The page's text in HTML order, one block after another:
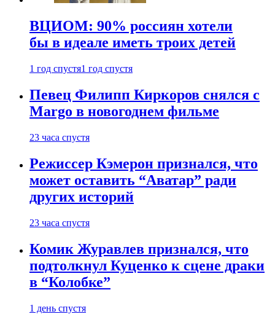
ВЦИОМ: 90% россиян хотели
бы в идеале иметь троих детей
1 год спустя1 год спустя
Певец Филипп Киркоров снялся с
Margo в новогоднем фильме
23 часа спустя
Режиссер Кэмерон признался, что
может оставить “Аватар” ради
других историй
23 часа спустя
Комик Журавлев признался, что
подтолкнул Куценко к сцене драки
в “Колобке”
1 день спустя